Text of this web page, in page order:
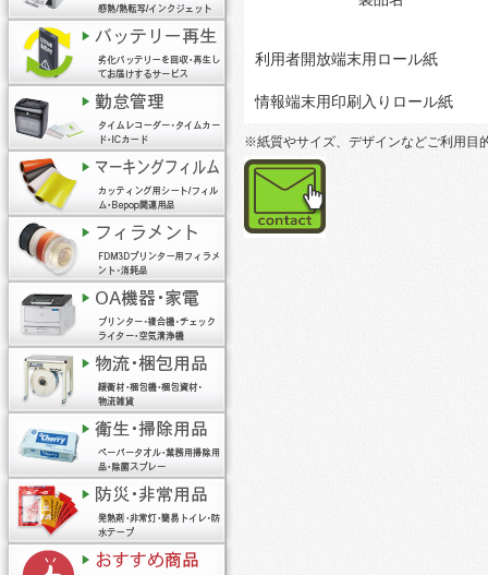
利用者開放端末用ロール紙
情報端末用印刷入りロール紙
※紙質やサイズ、デザインなどご利用目